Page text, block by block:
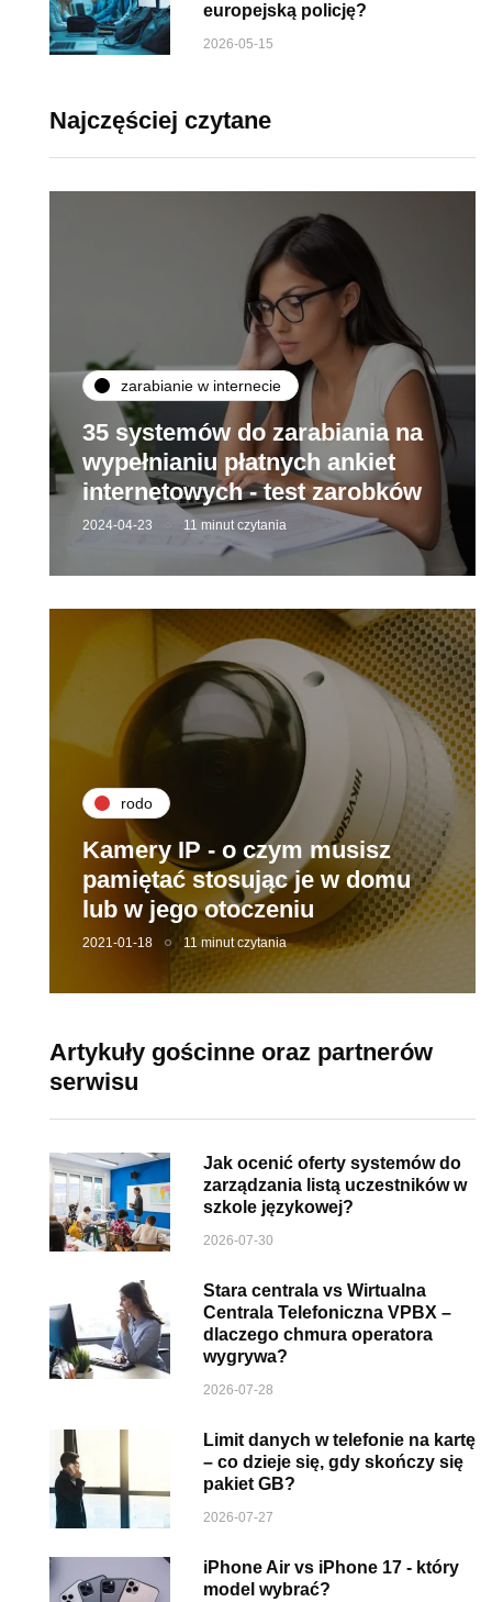
europejską policję?
2026-05-15
Najczęściej czytane
zarabianie w internecie
35 systemów do zarabiania na
wypełnianiu płatnych ankiet
internetowych - test zarobków
2024-04-23 11 minut czytania
rodo
Kamery IP - o czym musisz
pamiętać stosując je w domu
lub w jego otoczeniu
2021-01-18 11 minut czytania
Artykuły gościnne oraz partnerów
serwisu
Jak ocenić oferty systemów do
zarządzania listą uczestników w
szkole językowej?
2026-07-30
Stara centrala vs Wirtualna
Centrala Telefoniczna VPBX –
dlaczego chmura operatora
wygrywa?
2026-07-28
Limit danych w telefonie na kartę
– co dzieje się, gdy skończy się
pakiet GB?
2026-07-27
iPhone Air vs iPhone 17 - który
model wybrać?